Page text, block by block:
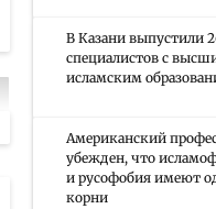
В Казани выпустили
специалистов с
исламским
Американский
убежден, что
и русофобия имеют
корни